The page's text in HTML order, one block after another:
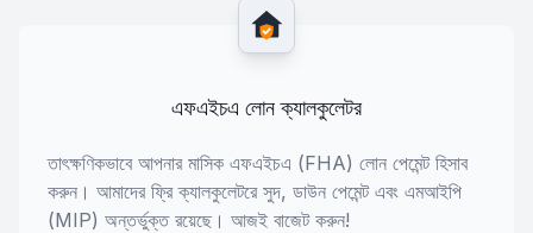
এফএইচএ লোন ক্যালকুলেটর
তাৎক্ষণিকভাবে আপনার মাসিক এফএইচএ (FHA) লোন পেমেন্ট হিসাব
করুন। আমাদের ফ্রি ক্যালকুলেটরে সুদ, ডাউন পেমেন্ট এবং এমআইপি
(MIP) অন্তর্ভুক্ত রয়েছে। আজই বাজেট করুন!